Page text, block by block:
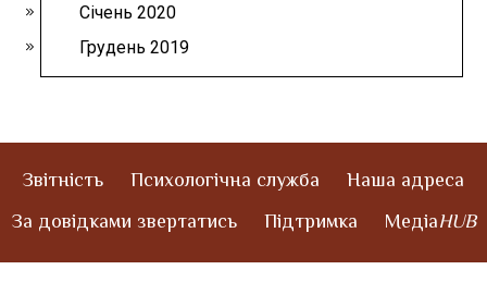
Січень 2020
Грудень 2019
Звітність Психологічна служба
Наша адреса
За довідками звертатись
Підтримка МедіаHUB